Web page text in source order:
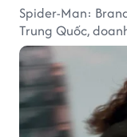
Spider-Man:
Trung Quốc,